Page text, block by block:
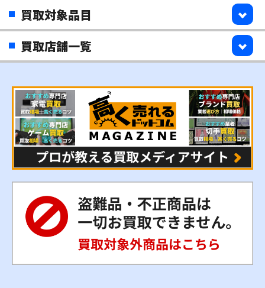
買取対象品目
買取店舗一覧